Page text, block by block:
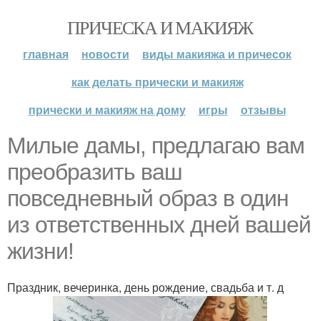
ПРИЧЕСКА И МАКИЯЖ
главная новости
виды макияжа и причесок
как делать прически и макияж
прически и макияж на дому
игры отзывы
Милые дамы, предлагаю вам
преобразить ваш
повседневный образ в один
из ответственных дней вашей
жизни!
Праздник, вечеринка, день рождение, свадьба и т. д